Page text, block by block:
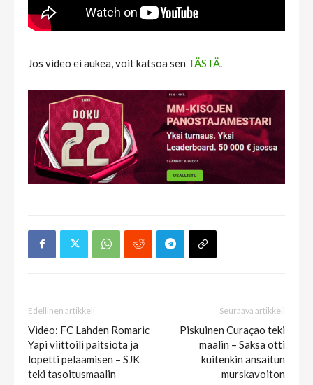
Jos video ei aukea, voit katsoa sen TÄSTÄ.
Edellinen artikkeli
Video: FC Lahden Romaric
Yapi viittoili paitsiota ja
lopetti pelaamisen – SJK
teki tasoitusmaalin
Seuraava artikkeli
Piskuinen Curaçao teki
maalin – Saksa otti
kuitenkin ansaitun
murskavoiton